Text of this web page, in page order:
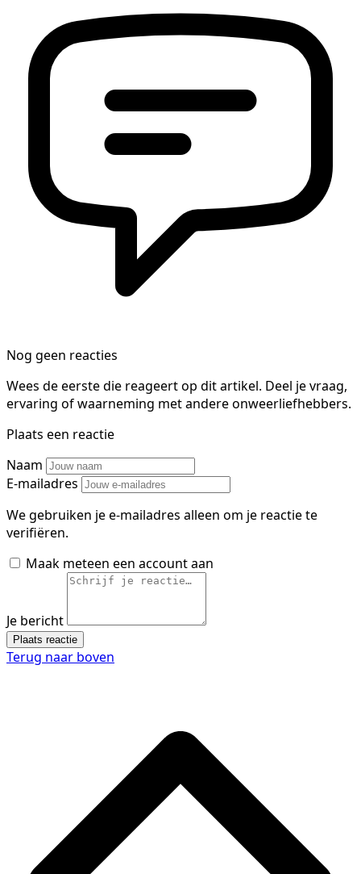
Nog geen reacties
Wees de eerste die reageert op dit artikel. Deel je vraag,
ervaring of waarneming met andere onweerliefhebbers.
Plaats een reactie
Naam
E-mailadres
We gebruiken je e-mailadres alleen om je reactie te
verifiëren.
Maak meteen een account aan
Je bericht
Plaats reactie
Terug naar boven